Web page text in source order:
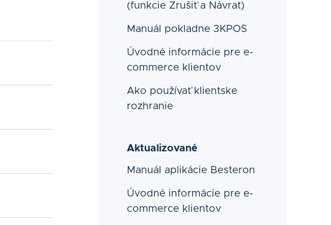
(funkcie Zrušiť a Návrat)
Manuál pokladne 3KPOS
Úvodné informácie pre e-
commerce klientov
Ako používať klientske
rozhranie
Aktualizované
Manuál aplikácie Besteron
Úvodné informácie pre e-
commerce klientov